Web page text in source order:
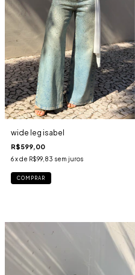
wide leg isabel
R$599,00
6 x de R$99,83 sem juros
COMPRAR